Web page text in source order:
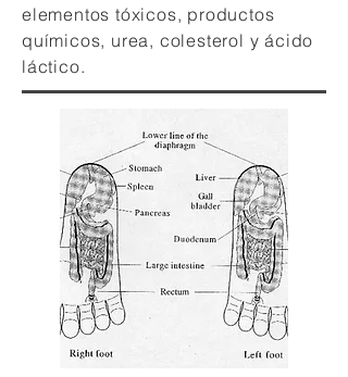
elementos tóxicos, productos
químicos, urea, colesterol y ácido
láctico.